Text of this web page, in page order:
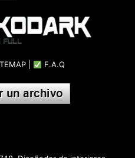
F.A.Q